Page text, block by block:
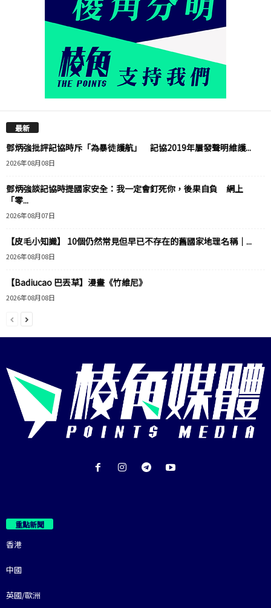
最新
鄧炳強批評記協時斥「為暴徒護航」 記協2019年屢發聲明維護...
2026年08月08日
鄧炳強談記協時提國家安全：我一定會釘死你，後果自負 網上
「零...
2026年08月07日
【皮毛小知識】 10個仍然常見但早已不存在的舊國家地理名稱｜...
2026年08月08日
【Badiucao 巴丟草】漫畫《竹維尼》
2026年08月08日
重點新聞
香港
中國
英國/歐洲